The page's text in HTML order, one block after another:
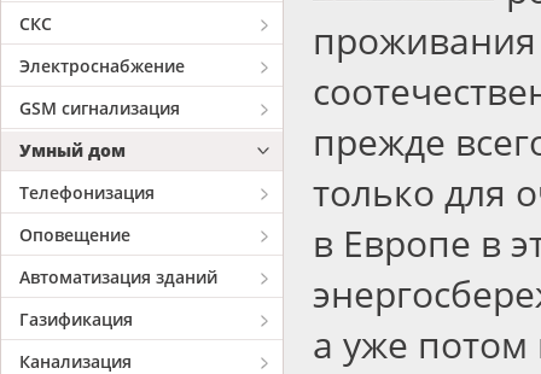
СКС
Электроснабжение
GSM сигнализация
Умный дом
Телефонизация
Оповещение
Автоматизация зданий
Газификация
Канализация
прежде
только для
в Европе в
а уже